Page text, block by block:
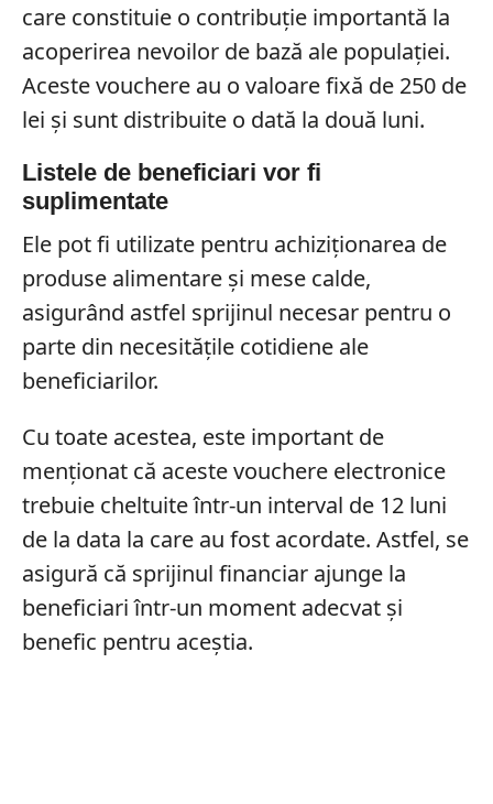
care constituie o contribuție importantă la
acoperirea nevoilor de bază ale populației.
Aceste vouchere au o valoare fixă de 250 de
lei și sunt distribuite o dată la două luni.
Listele de beneficiari vor fi
suplimentate
Ele pot fi utilizate pentru achiziționarea de
produse alimentare și mese calde,
asigurând astfel sprijinul necesar pentru o
parte din necesitățile cotidiene ale
beneficiarilor.
Cu toate acestea, este important de
menționat că aceste vouchere electronice
trebuie cheltuite într-un interval de 12 luni
de la data la care au fost acordate. Astfel, se
asigură că sprijinul financiar ajunge la
beneficiari într-un moment adecvat și
benefic pentru aceștia.